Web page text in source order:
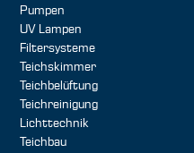
Pumpen
UV Lampen
Filtersysteme
Teichskimmer
Teichbelüftung
Teichreinigung
Lichttechnik
Teichbau